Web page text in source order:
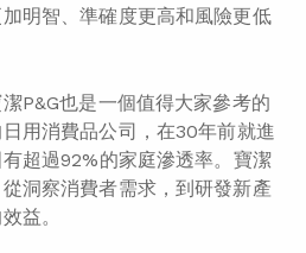
明智、準確度更高和風險更低
P&G也是一個值得大家參考的
用消費品公司，在30年前就進
超過92%的家庭滲透率。寶潔
洞察消費者需求，到研發新產
益。